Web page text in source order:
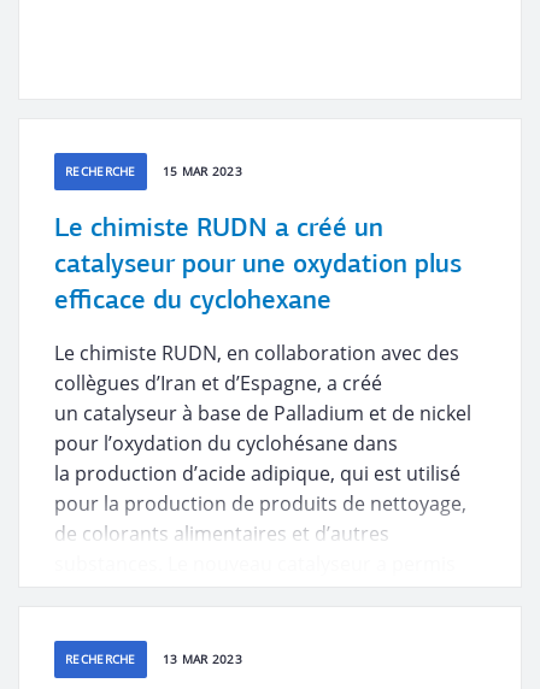
RECHERCHE 15 MAR 2023
Le chimiste RUDN a créé un
catalyseur pour une oxydation plus
efficace du cyclohexane
Le chimiste RUDN, en collaboration avec des
collègues d’Iran et d’Espagne, a créé
un catalyseur à base de Palladium et de nickel
pour l’oxydation du cyclohésane dans
la production d’acide adipique, qui est utilisé
pour la production de produits de nettoyage,
de colorants alimentaires et d’autres
d’améliorer deux fois la consommation
RECHERCHE 13 MAR 2023